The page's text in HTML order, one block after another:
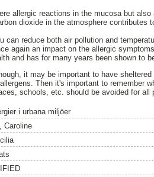
allergic reactions in the mucosa but
dioxide in the atmosphere contributes
can reduce both air pollution and
again an impact on the allergic
and has for many years been shown to
it may be important to have
Then it's important to remember
schools, etc. should be avoided for all
i urbana miljöer
Caroline